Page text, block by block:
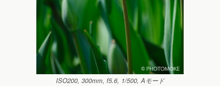
ISO200, 300mm, f5.6, 1/500, Aモード